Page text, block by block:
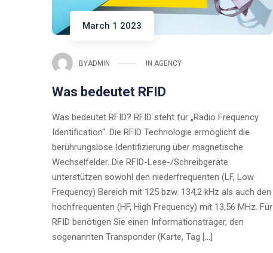
March 1 2023
BYADMIN IN AGENCY
Was bedeutet RFID
Was bedeutet RFID? RFID steht für „Radio Frequency
Identification“. Die RFID Technologie ermöglicht die
berührungslose Identifizierung über magnetische
Wechselfelder. Die RFID-Lese-/Schreibgeräte
unterstützen sowohl den niederfrequenten (LF, Low
Frequency) Bereich mit 125 bzw. 134,2 kHz als auch den
hochfrequenten (HF, High Frequency) mit 13,56 MHz. Für
RFID benötigen Sie einen Informationsträger, den
sogenannten Transponder (Karte, Tag […]